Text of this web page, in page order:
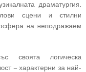
драматургия.
сцени и стилни
на неподражаем
своята логическа
– характерни за най-